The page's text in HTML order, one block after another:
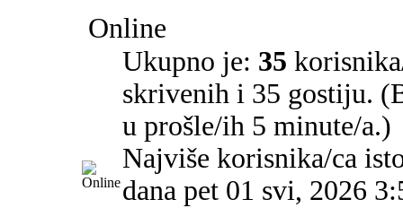
Online
Ukupno je: 35
skrivenih i 35 gostiju.
u prošle/ih 5 minute/a.)
Najviše korisnika/ca
dana pet 01 svi, 2026